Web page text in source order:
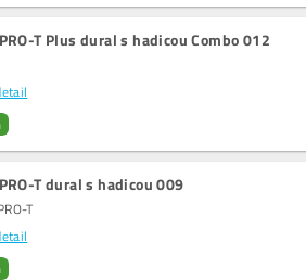
T Plus dural s hadicou Combo 012
T dural s hadicou 009
T